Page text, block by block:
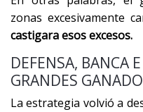
zonas excesivamente
castigara esos excesos.
DEFENSA, BANCA
GRANDES
La estrategia volvió a